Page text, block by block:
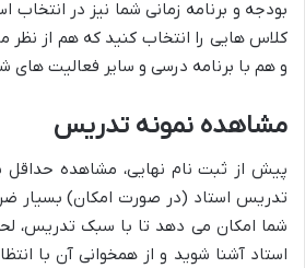
بودجه و برنامه زمانی شما نیز در انتخاب
کلاس هایی را انتخاب کنید که هم از نظر
و هم با برنامه درسی و سایر فعالیت های
مشاهده نمونه تدریس
پیش از ثبت نام نهایی، مشاهده حداقل
تدریس استاد (در صورت امکان) بسیار
شما امکان می دهد تا با سبک تدریس،
استاد آشنا شوید و از همخوانی آن با